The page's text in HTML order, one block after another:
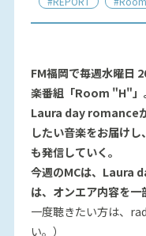
FM福岡で毎週水曜日
楽番組「Room "H"」
Laura day romance
したい音楽をお届け
も発信していく。
今週のMCは、Laura
は、オンエア内容を一
一度聴きたい方は、
い。）